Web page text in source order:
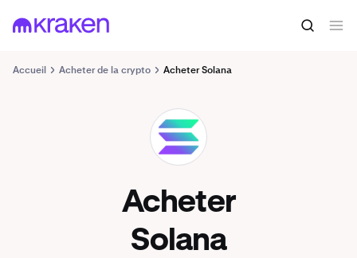
Accueil Acheter de la crypto Acheter Solana
Acheter
Solana